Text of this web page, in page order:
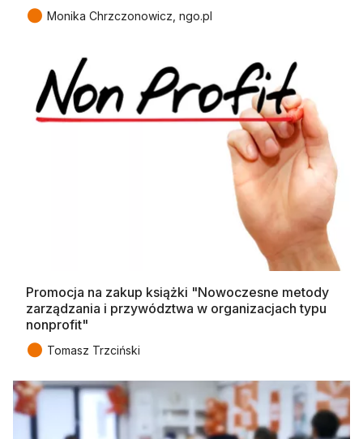
● Monika Chrzczonowicz, ngo.pl
Promocja na zakup książki "Nowoczesne metody
zarządzania i przywództwa w organizacjach typu
nonprofit"
● Tomasz Trzciński